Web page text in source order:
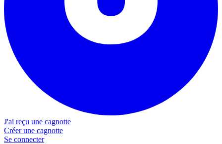
J'ai reçu une cagnotte
Créer une cagnotte
Se connecter